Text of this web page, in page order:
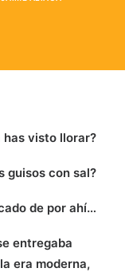
has visto llorar?
guisos con sal?
de por ahí…
entregaba
era moderna,